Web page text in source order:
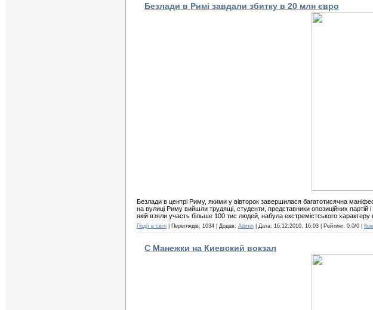
Безлади в Римі завдали збитку в 20 млн євро
Безлади в центрі Риму, якими у вівторок завершилася багатотисячна
на вулиці Риму вийшли трудящі, студенти, представники опозиційних партій
якій взяли участь більше 100 тис людей, набула екстремістського
Події в світі | Переглядів: 1034 | Додав: Admin | Дата: 16.12.2010, 16:03 | Рейтинг: 0.0/0 |
С Манежки на Киевский вокзал